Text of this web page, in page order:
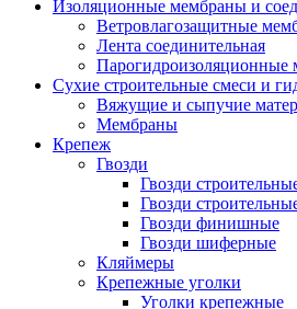
Изоляционные мембраны и
Ветровлагозащитные
Лента соединительная
Парогидроизоляционные
Сухие строительные смеси и
Вяжущие и сыпучие
Мембраны
Крепеж
Гвозди
Гвозди
Гвозди
Гвозди финишные
Гвозди шиферные
Кляймеры
Крепежные уголки
Уголки крепежные